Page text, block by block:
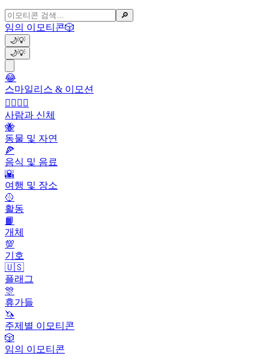
🔎
임의 이모티콘🎲
🌙💡
🌙💡
😂
스마일리스 & 이모션
👩‍❤️‍💋‍👨
사람과 신체
🐝
동물 및 자연
🍕
음식 및 음료
🌇
여행 및 장소
🥎
활동
📙
개체
💯
기호
🇺🇸
플래그
🎊
휴가들
🦄
주제별 이모티콘
🎲
임의 이모티콘